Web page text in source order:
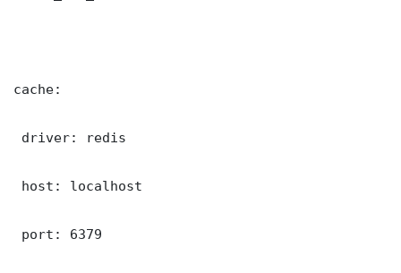
cache:
driver: redis
host: localhost
port: 6379